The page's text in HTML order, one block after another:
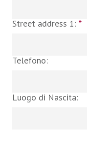
Street address 1: *
Telefono:
Luogo di Nascita: